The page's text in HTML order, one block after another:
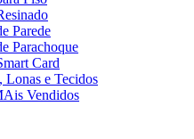
Parede
Parachoque
Card
Lonas e Tecidos
Vendidos